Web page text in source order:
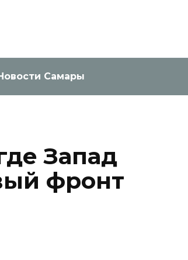
Самары
Запад
фронт